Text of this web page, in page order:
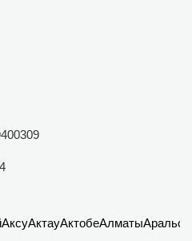
АксуАктауАктобеАлматыАральск